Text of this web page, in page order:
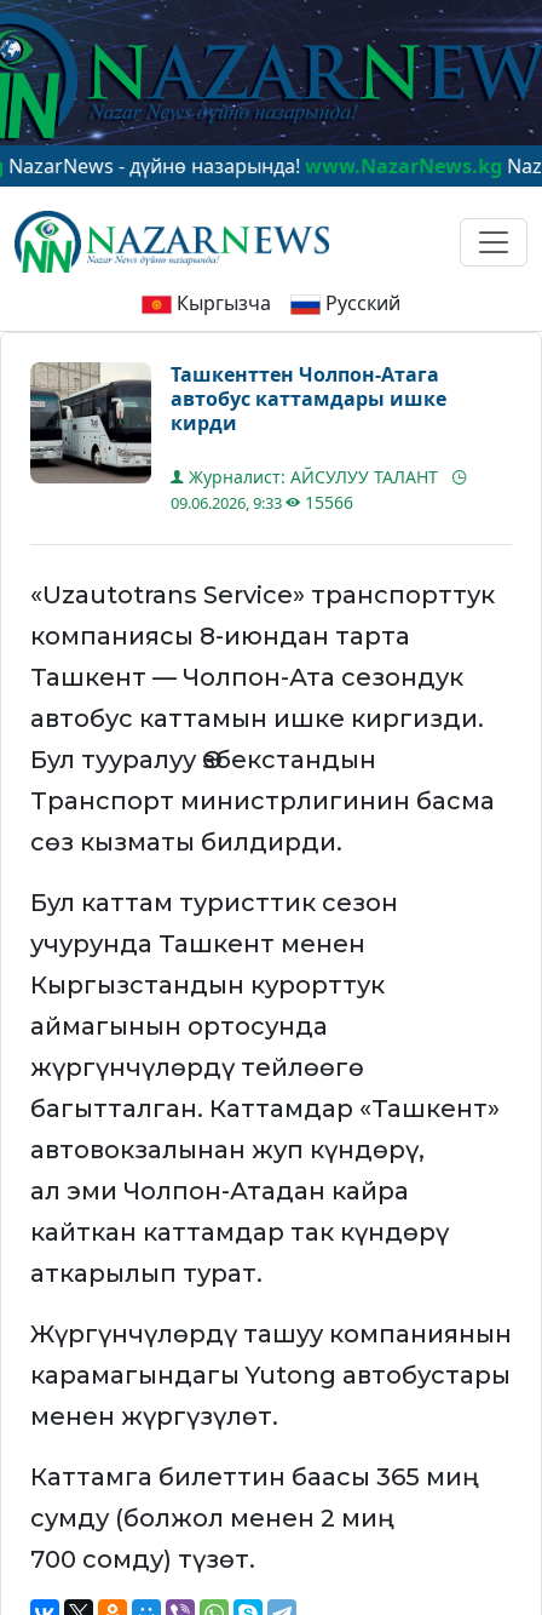
- дүйнө назарында!www.NazarNews.kg
Кыргызча Русский
Ташкенттен Чолпон-Атага
автобус каттамдары ишке
кирди
Журналист: АЙСУЛУУ ТАЛАНТ
09.06.2026, 9:33 15566
«Uzautotrans Service» транспорттук
компаниясы 8-июндан тарта
Ташкент — Чолпон-Ата сезондук
автобус каттамын ишке киргизди.
Бул тууралуу Өзбекстандын
Транспорт министрлигинин басма
сөз кызматы билдирди.
Бул каттам туристтик сезон
учурунда Ташкент менен
Кыргызстандын курорттук
аймагынын ортосунда
жүргүнчүлөрдү тейлөөгө
багытталган. Каттамдар «Ташкент»
автовокзалынан жуп күндөрү,
ал эми Чолпон-Атадан кайра
кайткан каттамдар так күндөрү
аткарылып турат.
Жүргүнчүлөрдү ташуу компаниянын
карамагындагы Yutong автобустары
менен жүргүзүлөт.
Каттамга билеттин баасы 365 миң
сумду (болжол менен 2 миң
700 сомду) түзөт.